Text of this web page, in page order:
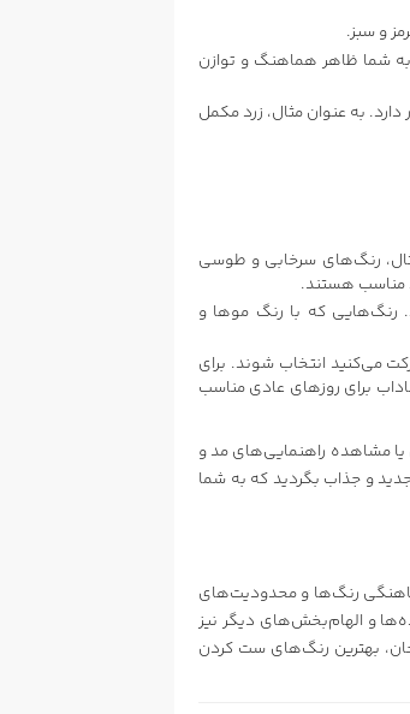
و سبز.
به شما ظاهر هماهنگ و توازن
به عنوان مثال، زرد مکمل
رنگ‌های سرخابی و طوسی
مناسب هستند.
که با رنگ موها و
می‌کنید انتخاب شوند. برای
برای روزهای عادی مناسب
یا مشاهده راهنمایی‌های مد و
و جذاب بگردید که به شما
رنگ‌ها و محدودیت‌های
و الهام‌بخش‌های دیگر نیز
بهترین رنگ‌های ست کردن